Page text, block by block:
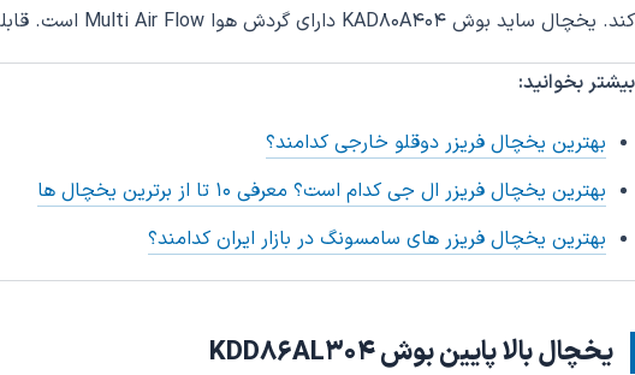
کند. یخچال ساید بوش KAD80A404 دارای گردش هوا Multi Air Flow است. قابلیت ضد برفک و انجماد سریع نیز در عملکرد عالی یخچال نقش پیدا کرده که در ادامه مطلب بیشتر با آن آشنا می شوید.
بیشتر بخوانید:
بهترین یخچال فریزر دوقلو خارجی کدامند؟
بهترین یخچال فریزر ال جی کدام است؟ معرفی 10 تا از برترین یخچال‌ ها
بهترین یخچال فریزر های سامسونگ در بازار ایران کدامند؟
یخچال بالا پایین بوش KDD86AL304